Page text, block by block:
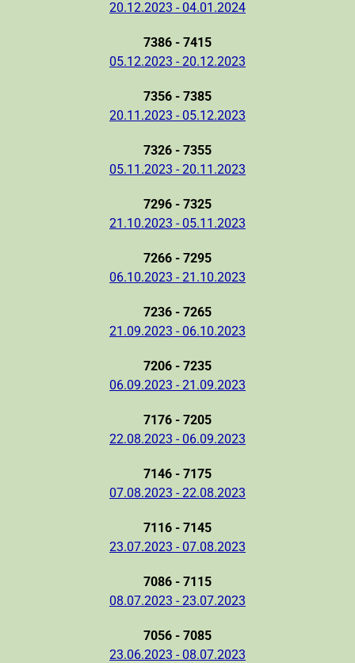
20.12.2023 - 04.01.2024
7386 - 7415
05.12.2023 - 20.12.2023
7356 - 7385
20.11.2023 - 05.12.2023
7326 - 7355
05.11.2023 - 20.11.2023
7296 - 7325
21.10.2023 - 05.11.2023
7266 - 7295
06.10.2023 - 21.10.2023
7236 - 7265
21.09.2023 - 06.10.2023
7206 - 7235
06.09.2023 - 21.09.2023
7176 - 7205
22.08.2023 - 06.09.2023
7146 - 7175
07.08.2023 - 22.08.2023
7116 - 7145
23.07.2023 - 07.08.2023
7086 - 7115
08.07.2023 - 23.07.2023
7056 - 7085
23.06.2023 - 08.07.2023